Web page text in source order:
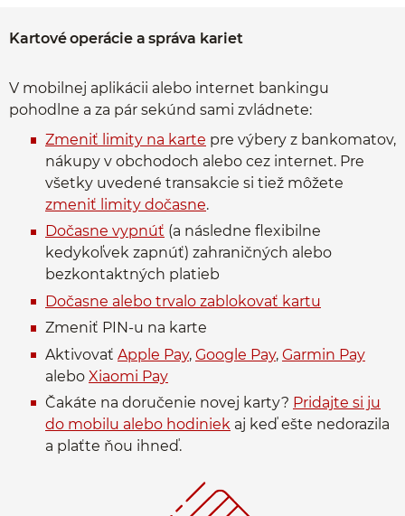
Kartové operácie a správa kariet
V mobilnej aplikácii alebo internet bankingu
pohodlne a za pár sekúnd sami zvládnete:
Zmeniť limity na karte pre výbery z bankomatov,
nákupy v obchodoch alebo cez internet. Pre
všetky uvedené transakcie si tiež môžete
zmeniť limity dočasne.
Dočasne vypnúť (a následne flexibilne
kedykoľvek zapnúť) zahraničných alebo
bezkontaktných platieb
Dočasne alebo trvalo zablokovať kartu
Zmeniť PIN-u na karte
Aktivovať Apple Pay, Google Pay, Garmin Pay
alebo Xiaomi Pay
Čakáte na doručenie novej karty? Pridajte si ju
do mobilu alebo hodiniek aj keď ešte nedorazila
a plaťte ňou ihneď.